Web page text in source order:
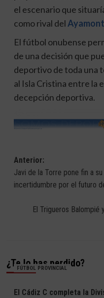
el escenario que
como rival del
El fútbol onubense
de una decisión que
deportivo de toda una
al Isla Cristina entre la
decepción deportiva.
Navegación
de
entradas
Anterior:
Javi de la Torre pone fin a
incertidumbre por el futuro
El Trigueros Balompié
¿Te lo has perdido?
FÚTBOL PROVINCIAL
El Cádiz C completa la